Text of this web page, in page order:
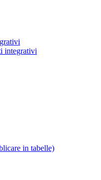
integrativi
in tabelle)